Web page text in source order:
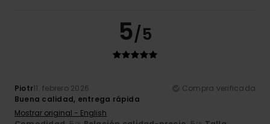
5/5
Piotr11. febrero 2026
Compra verificada
Buena calidad, entrega rápida
Mostrar original - English